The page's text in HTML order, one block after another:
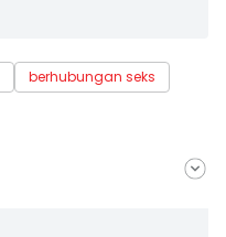
berhubungan seks